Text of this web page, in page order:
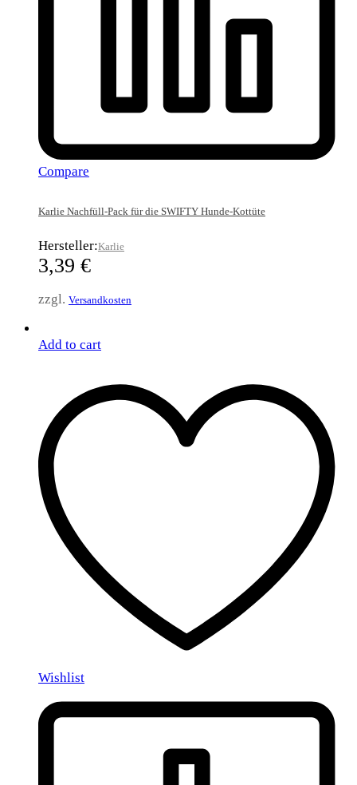
Compare
Karlie Nachfüll-Pack für die SWIFTY Hunde-Kottüte
Hersteller:Karlie
3,39 €
zzgl. Versandkosten
Add to cart
Wishlist